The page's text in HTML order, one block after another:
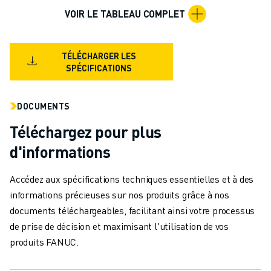
SOUDAGE PAR POINTS
INSPECTION DE LA VISION
TÉMOIGNAGES
SERVICE CLIENTÈLE
FANUC PLANS
SUPPORT TECHNIQUE À DISTANCE
PIÈCES DE RECHANGE
REMISE À NEUF
OUTILS DE SERVICE NUMÉRIQUE
E-STORE
VOIR LE TABLEAU COMPLET
TÉLÉCHARGER LES
SPÉCIFICATIONS
DOCUMENTS
Téléchargez pour plus
d'informations
Accédez aux spécifications techniques essentielles et à des
informations précieuses sur nos produits grâce à nos
documents téléchargeables, facilitant ainsi votre processus
de prise de décision et maximisant l'utilisation de vos
produits FANUC.